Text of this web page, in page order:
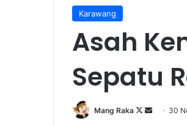
Karawang
Asah
Sepatu
Mang Raka
Follow
Send 30